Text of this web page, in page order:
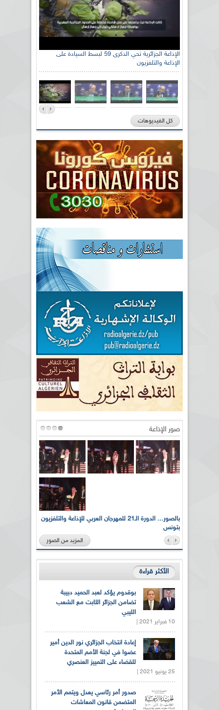
الإذاعة الجزائرية تحي الذكرى 59 لبسط السيادة على
الإذاعة والتلفزيون
كل الفيديوهات
صور الإذاعة
بالصور... الدورة الـ21 للمهرجان العربي للإذاعة والتلفزيون
بتونس
المزيد من الصور
الأكثر قراءة
بوقدوم يؤكد لعبد الحميد دبيبة
تضامن الجزائر الثابت مع الشعب
الليبي
10 فبراير 2021 |
إعادة انتخاب الجزائري نور الدين أمير
عضوا في لجنة الأمم المتحدة
للقضاء على التمييز العنصري
25 يونيو 2021 |
صدور أمر رئاسي يعدل ويتمم الأمر
المتضمن قانون المعاشات